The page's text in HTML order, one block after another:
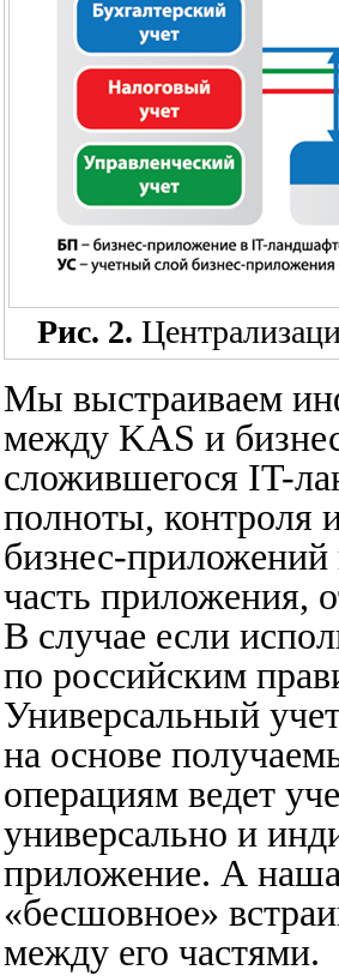
Рис. 2.
Мы выстраиваем
между KAS и
сложившегося IT-
полноты, контроля
бизнес-
часть приложения,
В случае если
по российским
Универсальный
на основе
операциям ведет
универсально и
приложение. А наша
«бесшовное»
между его частями.